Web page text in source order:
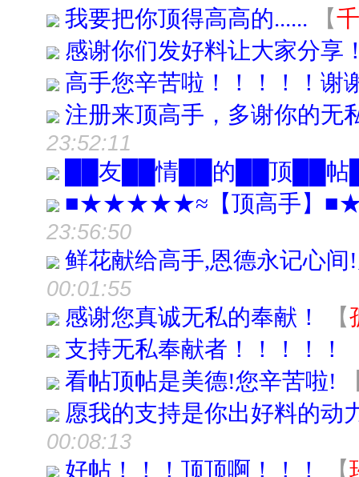
我要把你顶得高高的......
【
感谢你们发好料让大家分享
高手您辛苦啦！！！！！谢
注册来顶高手，多谢你的无
23:52:11
██友██情██的██顶██
■★★★★★≈【顶高手】
23:56:50
鲜花献给高手,恩德永记心间
00:01:55
感谢您真诚无私的奉献！ 【
支持无私奉献者！！！！！
看帖顶帖是美德!您辛苦啦!
愿我的支持是你出好料的
00:08:13
好帖！！！顶顶啊！！！ 【